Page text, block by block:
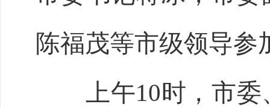
陈福茂等市级领导参
上午10时，市委